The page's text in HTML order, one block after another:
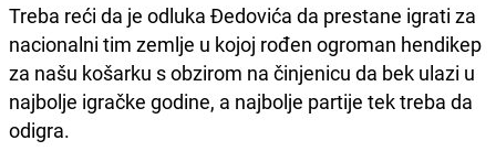
Treba reći da je odluka Đedovića da prestane igrati za
nacionalni tim zemlje u kojoj rođen ogroman hendikep
za našu košarku s obzirom na činjenicu da bek ulazi u
najbolje igračke godine, a najbolje partije tek treba da
odigra.